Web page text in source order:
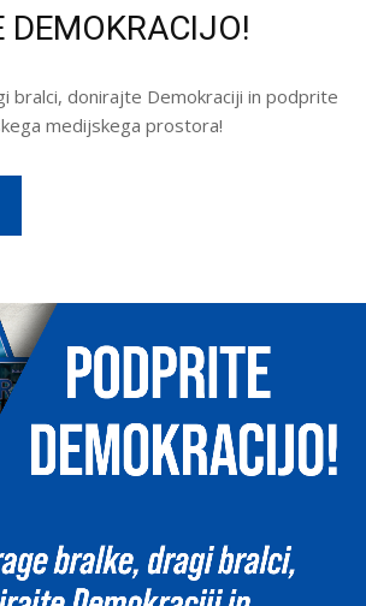
DEMOKRACIJO!
bralci, donirajte Demokraciji in podprite
medijskega prostora!